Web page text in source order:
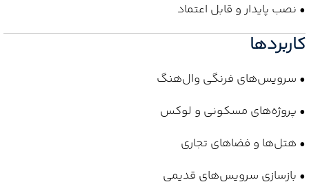
• نصب پایدار و قابل اعتماد
کاربردها
• سرویس‌های فرنگی وال‌هنگ
• پروژه‌های مسکونی و لوکس
• هتل‌ها و فضاهای تجاری
• بازسازی سرویس‌های قدیمی